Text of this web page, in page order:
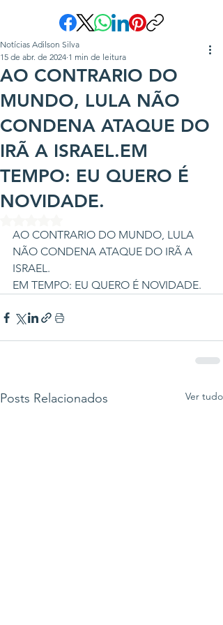
AO CONTRARIO DO
MUNDO, LULA NÃO
CONDENA ATAQUE DO
IRÃ A ISRAEL.EM
TEMPO: EU QUERO É
NOVIDADE.
Notícias Adilson Silva
15 de abr. de 2024 1 min de leitura
AO CONTRARIO DO MUNDO, LULA
NÃO CONDENA ATAQUE DO IRÃ A
ISRAEL.
EM TEMPO: EU QUERO É NOVIDADE.
Posts Relacionados Ver tudo